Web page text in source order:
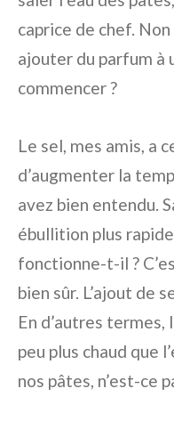
caprice de chef. Non
ajouter du parfum à
commencer ?
Le sel, mes amis, a
d’augmenter la
avez bien entendu.
ébullition plus
fonctionne-t-il ?
bien sûr. L’ajout de
En d’autres termes,
peu plus chaud que
nos pâtes, n’est-ce